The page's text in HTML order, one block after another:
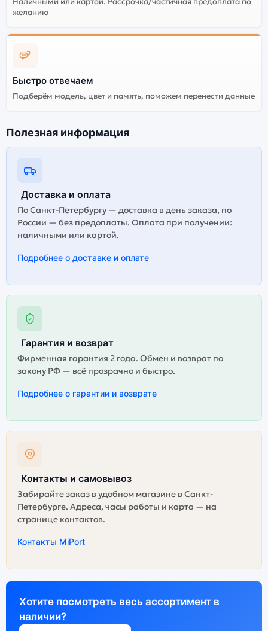
желанию
Быстро отвечаем
Подберём модель, цвет и память, поможем перенести данные
Полезная информация
Доставка и оплата
По Санкт-Петербургу — доставка в день заказа, по
России — без предоплаты. Оплата при получении:
наличными или картой.
Подробнее о доставке и оплате
Гарантия и возврат
Фирменная гарантия 2 года. Обмен и возврат по
закону РФ — всё прозрачно и быстро.
Подробнее о гарантии и возврате
Контакты и самовывоз
Забирайте заказ в удобном магазине в Санкт-
Петербурге. Адреса, часы работы и карта — на
странице контактов.
Контакты MiPort
Хотите посмотреть весь ассортимент в
наличии?